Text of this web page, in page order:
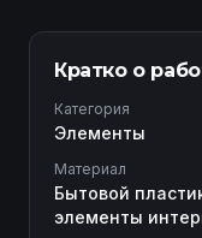
Кратко о
Категория
Элементы
Материал
Бытовой
элементы